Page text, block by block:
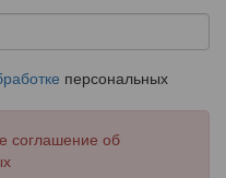
персональных
соглашение об